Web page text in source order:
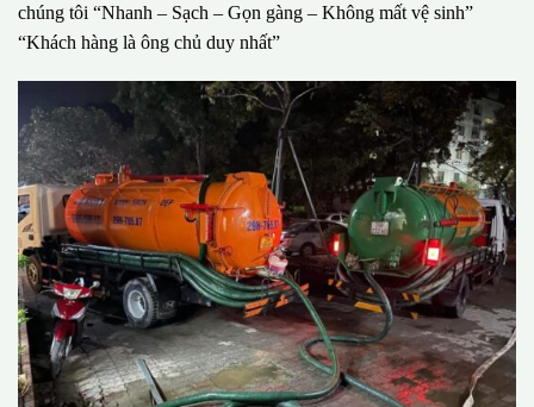
chúng tôi “Nhanh – Sạch – Gọn gàng – Không mất vệ sinh”
“Khách hàng là ông chủ duy nhất”